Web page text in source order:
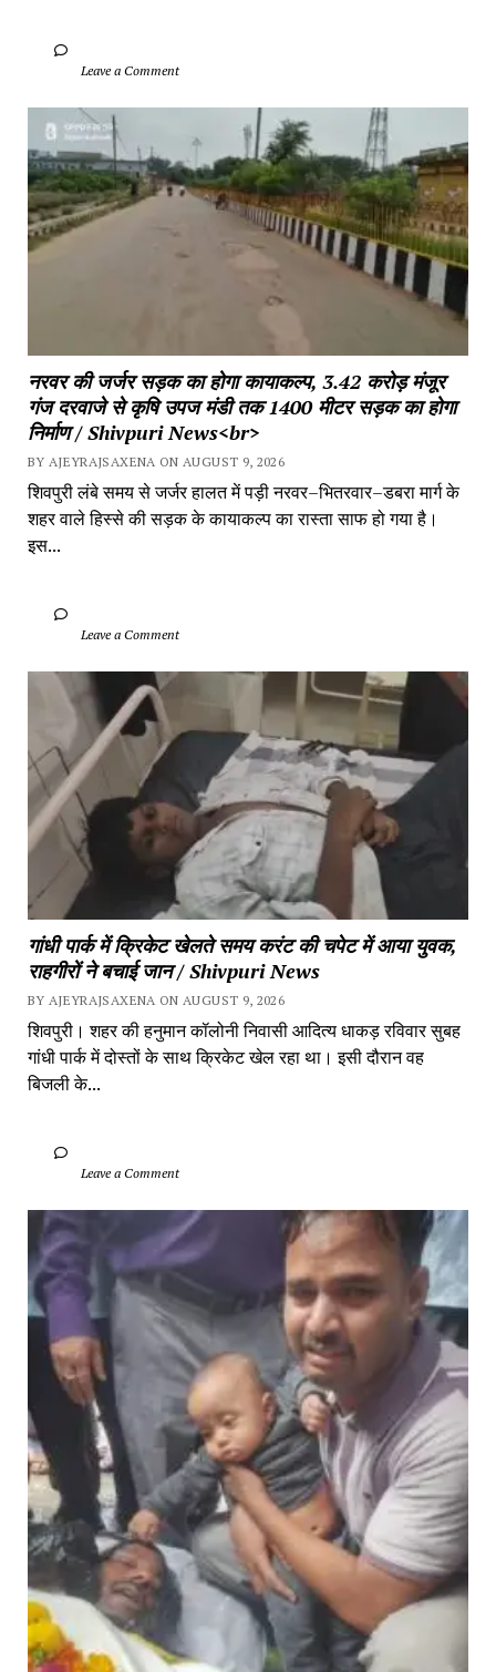
		Leave a Comment
नरवर की जर्जर सड़क का होगा कायाकल्प, 3.42 करोड़ मंजूर
गंज दरवाजे से कृषि उपज मंडी तक 1400 मीटर सड़क का होगा
निर्माण / Shivpuri News<br>
BY AJEYRAJSAXENA ON AUGUST 9, 2026
शिवपुरी लंबे समय से जर्जर हालत में पड़ी नरवर–भितरवार–डबरा मार्ग के
शहर वाले हिस्से की सड़क के कायाकल्प का रास्ता साफ हो गया है।
इस...
		Leave a Comment
गांधी पार्क में क्रिकेट खेलते समय करंट की चपेट में आया युवक,
राहगीरों ने बचाई जान / Shivpuri News
BY AJEYRAJSAXENA ON AUGUST 9, 2026
शिवपुरी। शहर की हनुमान कॉलोनी निवासी आदित्य धाकड़ रविवार सुबह
गांधी पार्क में दोस्तों के साथ क्रिकेट खेल रहा था। इसी दौरान वह
बिजली के...
		Leave a Comment